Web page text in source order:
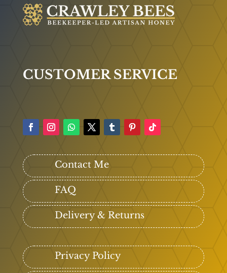
CUSTOMER SERVICE
Contact Me
FAQ
Delivery & Returns
Privacy Policy